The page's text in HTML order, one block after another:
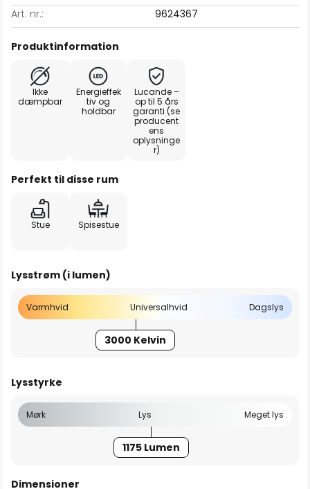
Art. nr.:
9624367
Produktinformation
Ikke
dæmpbar
Energieffek
tiv og
holdbar
Lucande –
op til 5 års
garanti (se
producent
ens
oplysninge
r)
Perfekt til disse rum
Stue Spisestue
Lysstrøm (i lumen)
Varmhvid Universalhvid Dagslys
3000 Kelvin
Lysstyrke
Mørk Lys Meget lys
1175 Lumen
Dimensioner